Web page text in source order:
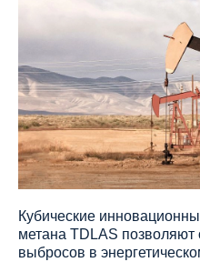
Кубические
метана TDLAS позволяют
выбросов в